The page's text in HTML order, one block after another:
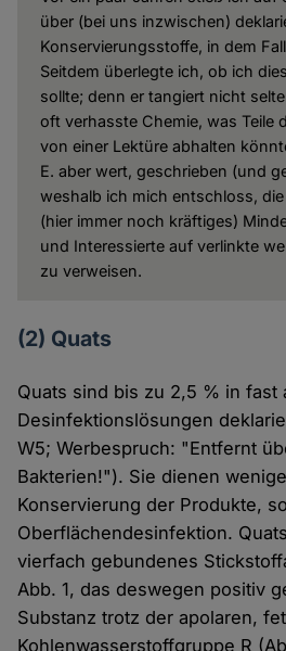
über (bei uns inzwischen)
Konservierungsstoffe, in dem
Seitdem überlegte ich, ob ich
sollte; denn er tangiert nicht
oft verhasste Chemie, was Teile
von einer Lektüre abhalten
E. aber wert, geschrieben (und
weshalb ich mich entschloss,
(hier immer noch kräftiges)
und Interessierte auf verlinkte
zu verweisen.
(2) Quats
Quats sind bis zu 2,5 % in fast
Desinfektionslösungen
W5; Werbespruch: "Entfernt
Bakterien!"). Sie dienen
Konservierung der Produkte,
Oberflächendesinfektion.
vierfach gebundenes
Abb. 1, das deswegen positiv
Substanz trotz der apolaren,
Kohlenwasserstoffgruppe R